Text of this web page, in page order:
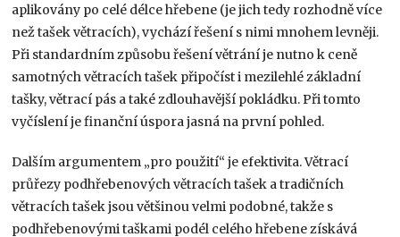
aplikovány po celé délce hřebene (je jich tedy rozhodně více
než tašek větracích), vychází řešení s nimi mnohem levněji.
Při standardním způsobu řešení větrání je nutno k ceně
samotných větracích tašek připočíst i mezilehlé základní
tašky, větrací pás a také zdlouhavější pokládku. Při tomto
vyčíslení je finanční úspora jasná na první pohled.
Dalším argumentem „pro použití“ je efektivita. Větrací
průřezy podhřebenových větracích tašek a tradičních
větracích tašek jsou většinou velmi podobné, takže s
podhřebenovými taškami podél celého hřebene získává